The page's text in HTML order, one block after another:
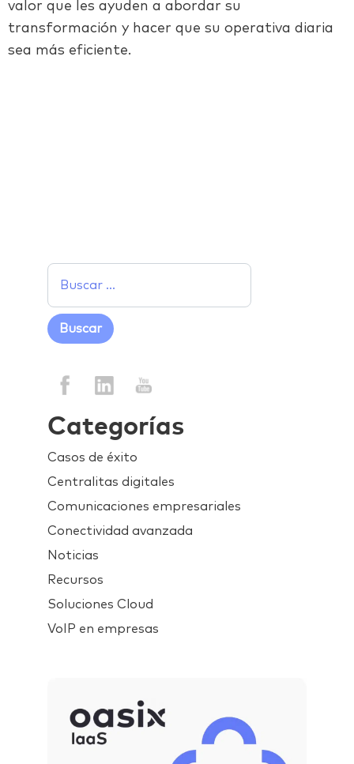
valor que les ayuden a abordar su
transformación y hacer que su operativa diaria
sea más eficiente.
Categorías
Casos de éxito
Centralitas digitales
Comunicaciones empresariales
Conectividad avanzada
Noticias
Recursos
Soluciones Cloud
VoIP en empresas